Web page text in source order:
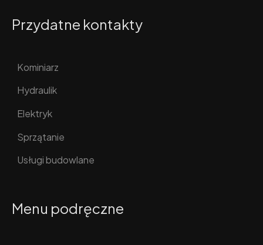
Przydatne kontakty
Kominiarz
Hydraulik
Elektryk
Sprzątanie
Usługi budowlane
Menu podręczne